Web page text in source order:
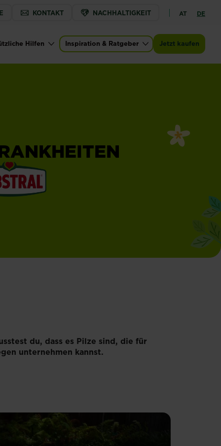
KONTAKT NACHHALTIGKEIT AT DE
Hilfen Inspiration & Ratgeber Jetzt kaufen
du, dass es Pilze sind, die für
unternehmen kannst.